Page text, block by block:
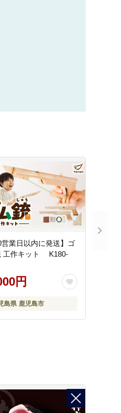
営業日以内に発送】ゴ
工作キット K180-
円
島県 鹿児島市